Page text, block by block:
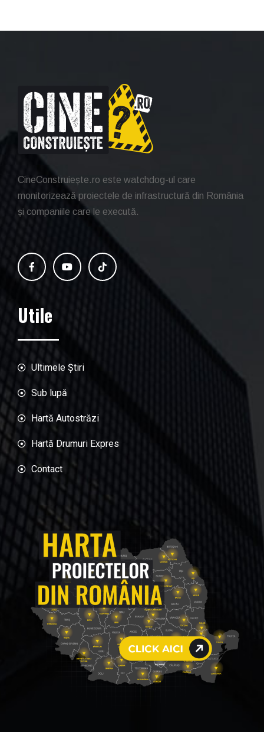
CineConstruiește.ro este watchdog-ul care
monitorizează proiectele de infrastructură din România
și companiile care le execută.
Utile
Ultimele Știri
Sub lupă
Hartă Autostrăzi
Hartă Drumuri Expres
Contact